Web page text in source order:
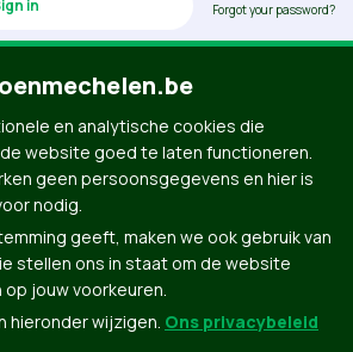
Forgot your password?
to create one.
en analytische cookies die
website goed te laten functioneren.
geen persoonsgegevens en hier is
nodig.
geeft, maken we ook gebruik van
stellen ons in staat om de website
jouw voorkeuren.
hieronder wijzigen. Ons privacybeleid